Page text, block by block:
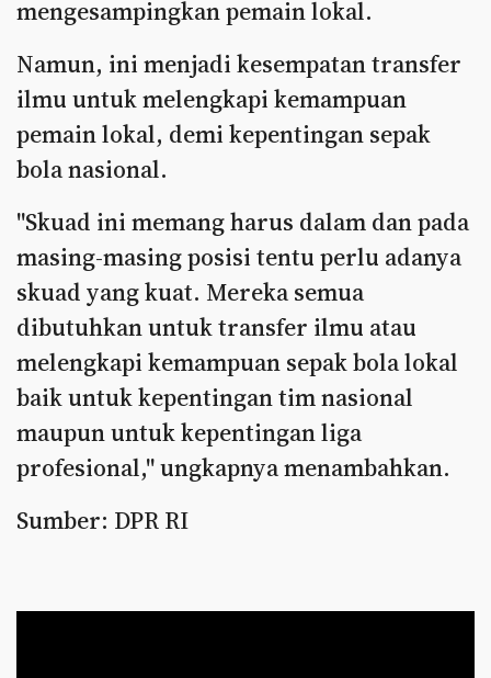
mengesampingkan pemain lokal.
Namun, ini menjadi kesempatan transfer
ilmu untuk melengkapi kemampuan
pemain lokal, demi kepentingan sepak
bola nasional.
"Skuad ini memang harus dalam dan pada
masing-masing posisi tentu perlu adanya
skuad yang kuat. Mereka semua
dibutuhkan untuk transfer ilmu atau
melengkapi kemampuan sepak bola lokal
baik untuk kepentingan tim nasional
maupun untuk kepentingan liga
profesional," ungkapnya menambahkan.
Sumber: DPR RI